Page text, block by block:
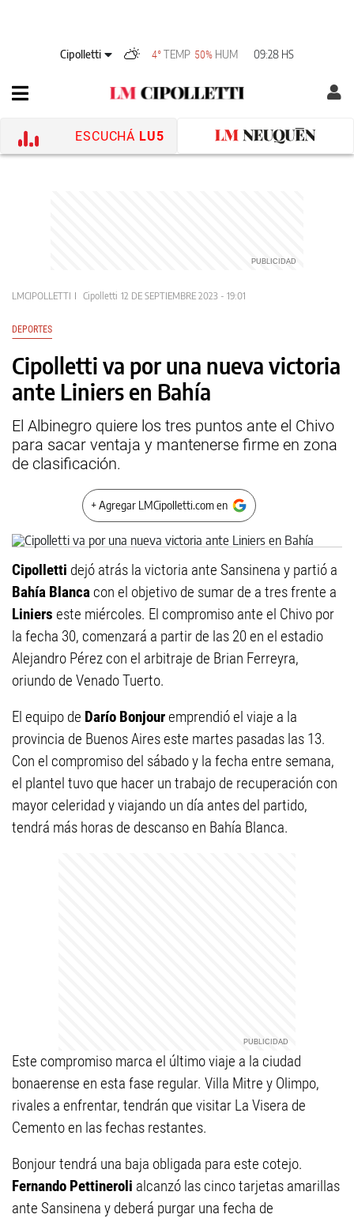
Cipolletti 4°TEMP 50% HUM 09:28 HS
ESCUCHÁ LU5
LMCIPOLLETTI Cipolletti 12 DE SEPTIEMBRE 2023 - 19:01
DEPORTES
Cipolletti va por una nueva victoria
ante Liniers en Bahía
El Albinegro quiere los tres puntos ante el Chivo
para sacar ventaja y mantenerse firme en zona
de clasificación.
+ Agregar LMCipolletti.com en
Cipolletti dejó atrás la victoria ante Sansinena y partió a
Bahía Blanca con el objetivo de sumar de a tres frente a
Liniers este miércoles. El compromiso ante el Chivo por
la fecha 30, comenzará a partir de las 20 en el estadio
Alejandro Pérez con el arbitraje de Brian Ferreyra,
oriundo de Venado Tuerto.
El equipo de Darío Bonjouremprendió el viaje a la
provincia de Buenos Aires este martes pasadas las 13.
Con el compromiso del sábado y la fecha entre semana,
el plantel tuvo que hacer un trabajo de recuperación con
mayor celeridad y viajando un día antes del partido,
tendrá más horas de descanso en Bahía Blanca.
Este compromiso marca el último viaje a la ciudad
bonaerense en esta fase regular. Villa Mitre y Olimpo,
rivales a enfrentar, tendrán que visitar La Visera de
Cemento en las fechas restantes.
Bonjour tendrá una baja obligada para este cotejo.
Fernando Pettineroli alcanzó las cinco tarjetas amarillas
ante Sansinena y deberá purgar una fecha de